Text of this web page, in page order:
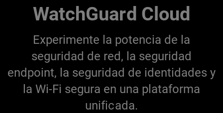
WatchGuard Cloud
Experimente la potencia de la
seguridad de red, la seguridad
endpoint, la seguridad de identidades y
la Wi-Fi segura en una plataforma
unificada.